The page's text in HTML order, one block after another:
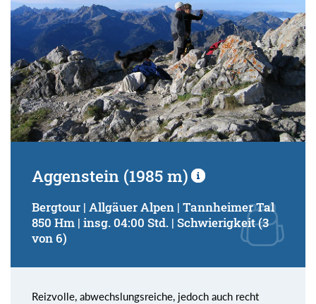
Aggenstein (1985 m)
Bergtour | Allgäuer Alpen | Tannheimer Tal
850 Hm | insg. 04:00 Std. | Schwierigkeit (3
von 6)
Reizvolle, abwechslungsreiche, jedoch auch recht